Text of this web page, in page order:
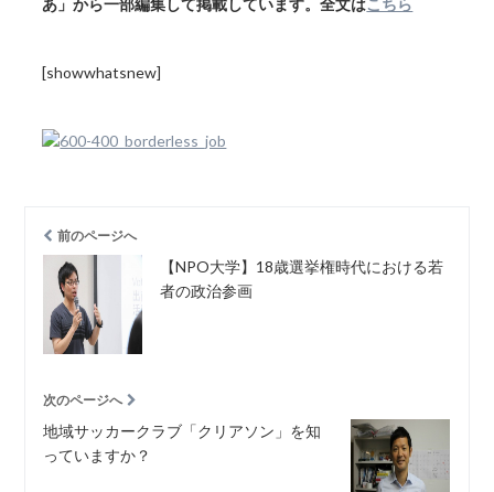
あ」から一部編集して掲載しています。全文はこちら
[showwhatsnew]
前のページへ
【NPO大学】18歳選挙権時代における若
者の政治参画
次のページへ
地域サッカークラブ「クリアソン」を知
っていますか？